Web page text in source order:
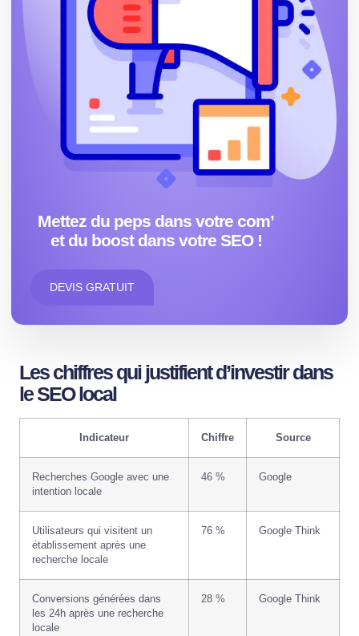
Mettez du peps dans votre com’
et du boost dans votre SEO !
DEVIS GRATUIT
Les chiffres qui justifient d’investir dans
le SEO local
Indicateur Chiffre Source
Recherches Google avec une
intention locale
46 % Google
Utilisateurs qui visitent un
établissement après une
recherche locale
76 % Google Think
Conversions générées dans
les 24h après une recherche
locale
28 % Google Think